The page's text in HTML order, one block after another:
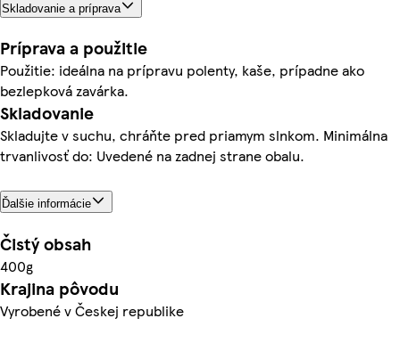
Skladovanie a príprava
Príprava a použitie
Použitie: ideálna na prípravu polenty, kaše, prípadne ako
bezlepková zavárka.
Skladovanie
Skladujte v suchu, chráňte pred priamym slnkom. Minimálna
trvanlivosť do: Uvedené na zadnej strane obalu.
Ďalšie informácie
Čistý obsah
400g
Krajina pôvodu
Vyrobené v Českej republike